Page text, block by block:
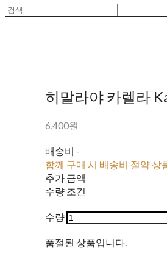
히말라야 카렐라
6,400원
배송비 -
함께 구매 시 배송비 절약 상
추가 금액
수량 조건
수량
품절된 상품입니다.